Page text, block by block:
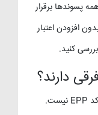
پسوندها برقرار
افزودن اعتبار
کنید.
ایرنیک مدل متفاوتی دارد و در آن خبری از کد EPP نیست.